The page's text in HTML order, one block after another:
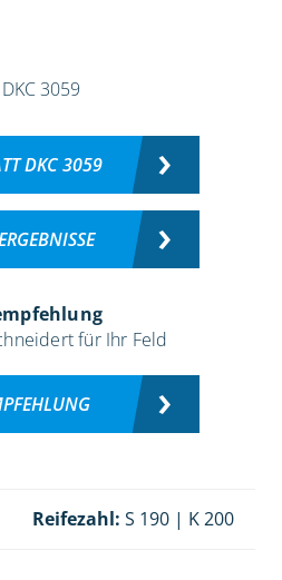
DKC 3059
für Ihr Feld
Reifezahl: S 190 | K 200